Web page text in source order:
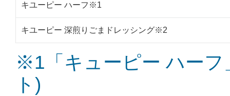
キユーピー ハーフ※1
キユーピー 深煎りごまドレッシング※2
※1「キューピー ハー
ト)